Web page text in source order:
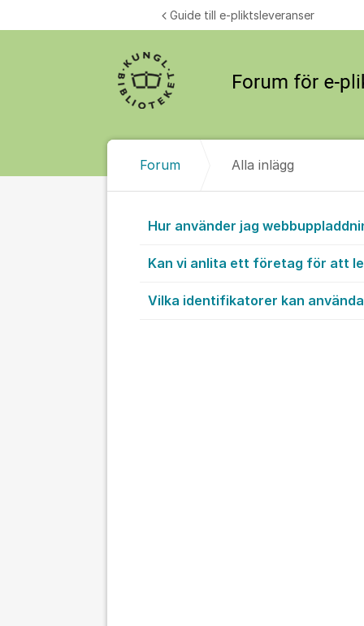
Guide till e-pliktsleveranser
Forum Alla inlägg
Alla inlägg
Hur använder jag
Kan vi anlita ett företag för att
Vilka identifikatorer kan